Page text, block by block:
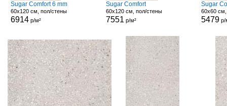
Sugar Comfort 6 mm
60x120 см, пол/стены
6914р/м²
Sugar Comfort
60x120 см, пол/стены
7551 р/м²
Sugar
60x60
5479 р/